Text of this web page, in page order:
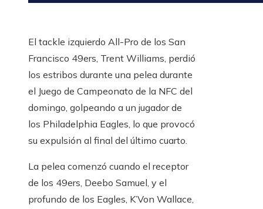
El tackle izquierdo All-Pro de los San
Francisco 49ers, Trent Williams, perdió
los estribos durante una pelea durante
el Juego de Campeonato de la NFC del
domingo, golpeando a un jugador de
los Philadelphia Eagles, lo que provocó
su expulsión al final del último cuarto.
La pelea comenzó cuando el receptor
de los 49ers, Deebo Samuel, y el
profundo de los Eagles, K’Von Wallace,